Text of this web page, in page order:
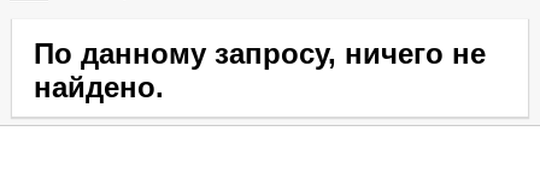
По данному запросу, ничего не
найдено.